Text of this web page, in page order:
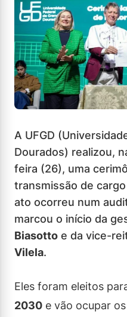
A UFGD
Dourados) realizou,
feira (26), uma
transmissão de
ato ocorreu num
marcou o início da
Biasotto e da vice-
Vilela.
Eles foram eleitos
2030 e vão ocupar